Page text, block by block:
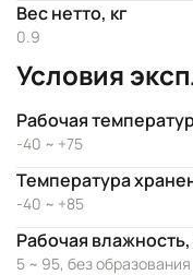
Вес нетто, кг
0.9
Условия
Рабочая
-40 ~ +75
Температура
-40 ~ +85
Рабочая влажность,
5 ~ 95, без образования